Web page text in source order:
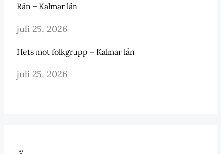
Rån – Kalmar län
juli 25, 2026
Hets mot folkgrupp – Kalmar län
juli 25, 2026